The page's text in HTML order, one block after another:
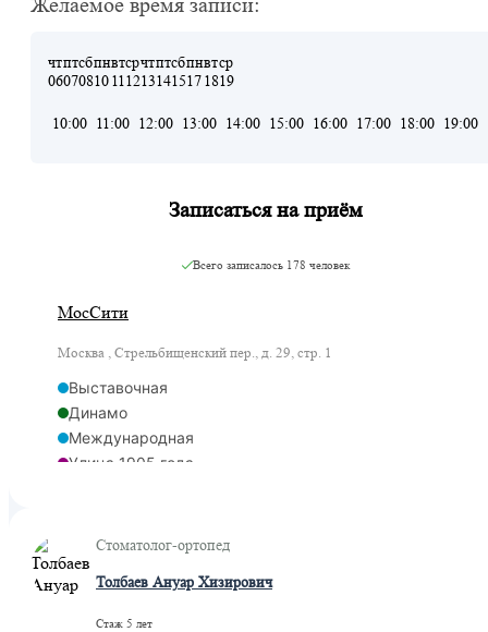
Желаемое время записи:
чт
06
пт
07
сб
08
пн
10
вт
11
ср
12
чт
13
пт
14
сб
15
пн
17
вт
18
ср
19
10:00 11:00 12:00 13:00 14:00 15:00 16:00 17:00 18:00 19:00
Записаться на приём
Всего записалось 178 человек
МосСити
Москва , Стрельбищенский пер., д. 29, стр. 1
Выставочная
Динамо
Международная
Улица 1905 года
Деловой центр
Шелепиха
Хорошевская
Стоматолог-ортопед
Толбаев Ануар Хизирович
Стаж 5 лет